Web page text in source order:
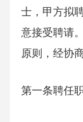
士，甲方拟
意接受聘请
原则，经协
第一条聘任